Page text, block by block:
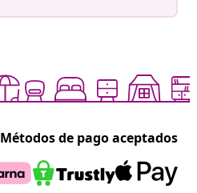
Métodos de pago aceptados